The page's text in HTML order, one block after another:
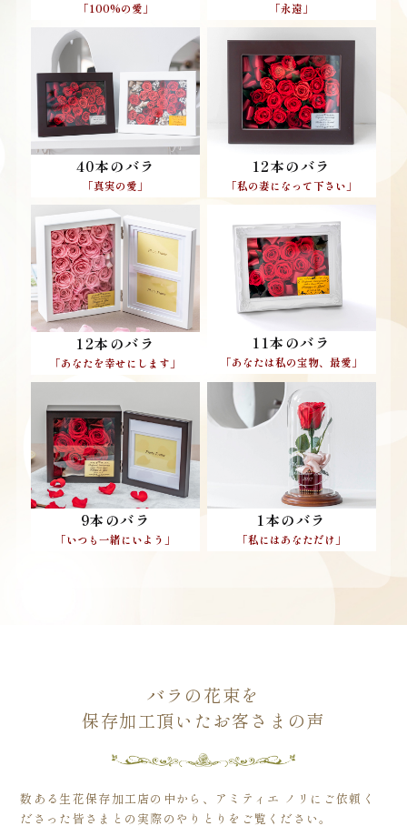
「100%の愛」 「永遠」
40本のバラ
「真実の愛」
12本のバラ
「私の妻になって下さい」
12本のバラ
「あなたを幸せにします」
11本のバラ
「あなたは私の宝物、最愛」
9本のバラ
「いつも一緒にいよう」
1本のバラ
「私にはあなただけ」
バラの花束を
保存加工頂いたお客さまの声
数ある生花保存加工店の中から、アミティエ ノリにご依頼く
ださった皆さまとの実際のやりとりをご覧ください。